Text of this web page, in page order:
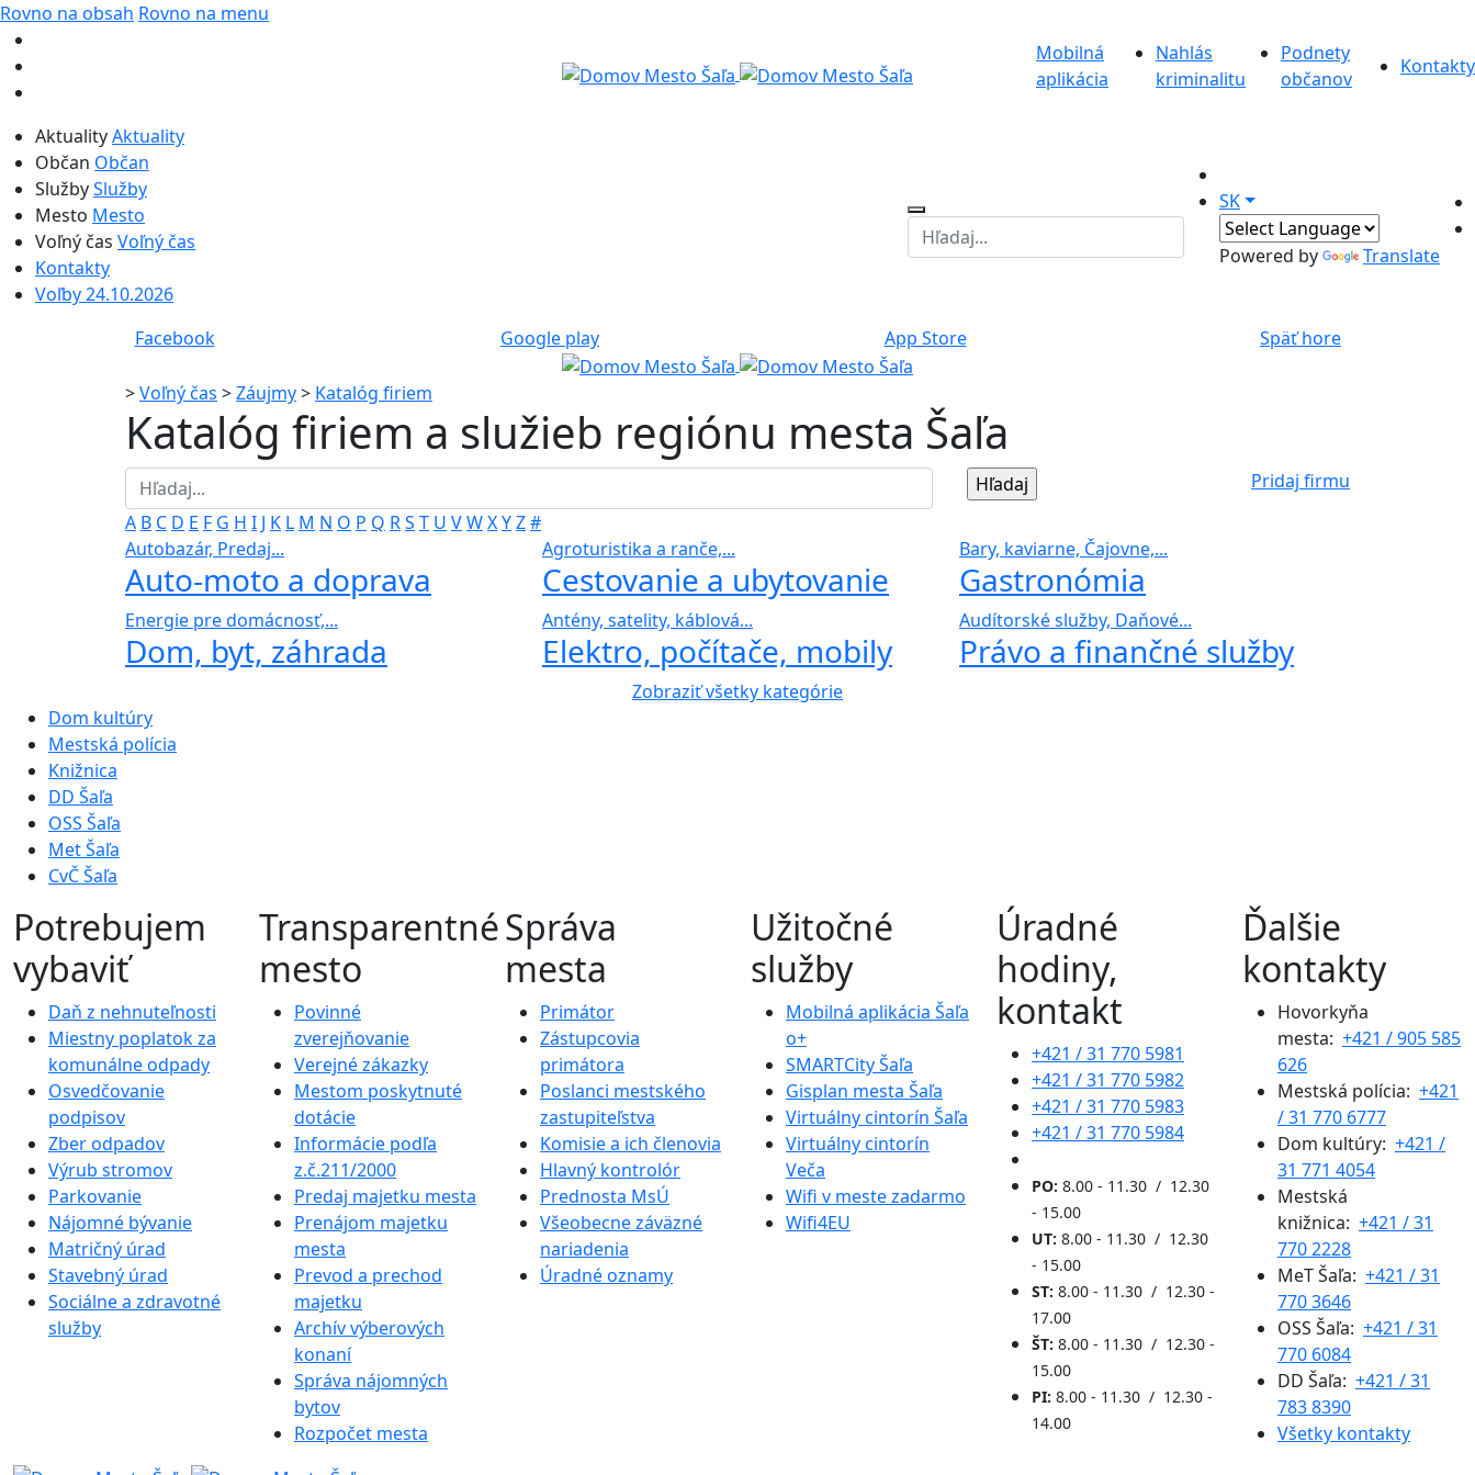
Rovno na obsah Rovno na menu
Mobilná
aplikácia
Nahlás
kriminalitu
Podnety
občanov
Kontakty
AktualityAktuality
Občan Občan
SlužbySlužby
Mesto Mesto
Voľný čas Voľný čas
Kontakty
Voľby 24.10.2026
SK
Powered by Translate
Facebook Google play App Store Späť hore
>Voľný čas >Záujmy> Katalóg firiem
Katalóg firiem a služieb regiónu mesta Šaľa
Pridaj firmu
A B C D E F G H I J K L M N O P Q RS T U VWXYZ#
Autobazár, Predaj...
Auto-moto a doprava
Agroturistika a ranče,...
Cestovanie a ubytovanie
Bary, kaviarne, Čajovne,...
Gastronómia
Energie pre domácnosť,...
Dom, byt, záhrada
Antény, satelity, káblová...
Elektro, počítače, mobily
Audítorské služby, Daňové...
Právo a finančné služby
Zobraziť všetky kategórie
Dom kultúry
Mestská polícia
Knižnica
DD Šaľa
OSS Šaľa
Met Šaľa
CvČ Šaľa
Potrebujem
vybaviť
Daň z nehnuteľnosti
Miestny poplatok za
komunálne odpady
Osvedčovanie
podpisov
Zber odpadov
Výrub stromov
Parkovanie
Nájomné bývanie
Matričný úrad
Stavebný úrad
Sociálne a zdravotné
služby
Transparentné
mesto
Povinné
zverejňovanie
Verejné zákazky
Mestom poskytnuté
dotácie
Informácie podľa
z.č.211/2000
Predaj majetku mesta
Prenájom majetku
mesta
Prevod a prechod
majetku
Archív výberových
konaní
Správa nájomných
bytov
Rozpočet mesta
Správa
mesta
Primátor
Zástupcovia
primátora
Poslanci mestského
zastupiteľstva
Komisie a ich členovia
Hlavný kontrolór
Prednosta MsÚ
Všeobecne záväzné
nariadenia
Úradné oznamy
Užitočné
služby
Mobilná aplikácia Šaľa
o+
SMARTCity Šaľa
Gisplan mesta Šaľa
Virtuálny cintorín Šaľa
Virtuálny cintorín
Veča
Wifi v meste zadarmo
Wifi4EU
Úradné
hodiny,
kontakt
+421 / 31 770 5981
+421 / 31 770 5982
+421 / 31 770 5983
+421 / 31 770 5984
PO: 8.00 - 11.30 / 12.30
- 15.00
UT: 8.00 - 11.30 / 12.30
- 15.00
ST: 8.00 - 11.30 / 12.30 -
17.00
ŠT: 8.00 - 11.30 / 12.30 -
15.00
PI: 8.00 - 11.30 / 12.30 -
14.00
Ďalšie
kontakty
Hovorkyňa
mesta: +421 / 905 585
626
Mestská polícia: +421
/ 31 770 6777
Dom kultúry: +421 /
31 771 4054
Mestská
knižnica: +421 / 31
770 2228
MeT Šaľa: +421 / 31
770 3646
OSS Šaľa: +421 / 31
770 6084
DD Šaľa: +421 / 31
783 8390
Všetky kontakty